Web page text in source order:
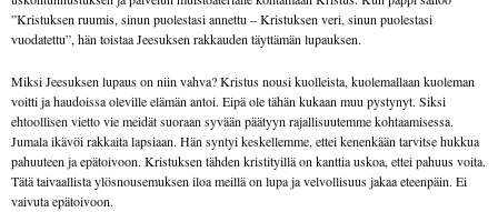
”Kristuksen ruumis, sinun puolestasi annettu – Kristuksen veri, sinun puolestasi
vuodatettu”, hän toistaa Jeesuksen rakkauden täyttämän lupauksen.
Miksi Jeesuksen lupaus on niin vahva? Kristus nousi kuolleista, kuolemallaan kuoleman
voitti ja haudoissa oleville elämän antoi. Eipä ole tähän kukaan muu pystynyt. Siksi
ehtoollisen vietto vie meidät suoraan syvään päätyyn rajallisuutemme kohtaamisessa.
Jumala ikävöi rakkaita lapsiaan. Hän syntyi keskellemme, ettei kenenkään tarvitse hukkua
pahuuteen ja epätoivoon. Kristuksen tähden kristityillä on kanttia uskoa, ettei pahuus voita.
Tätä taivaallista ylösnousemuksen iloa meillä on lupa ja velvollisuus jakaa eteenpäin. Ei
vaivuta epätoivoon.